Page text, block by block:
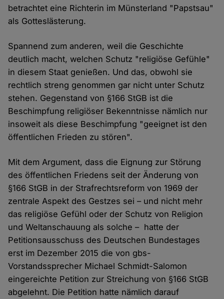
betrachtet eine Richterin im Münsterland "Papstsau"
als Gotteslästerung.
Spannend zum anderen, weil die Geschichte
deutlich macht, welchen Schutz "religiöse Gefühle"
in diesem Staat genießen. Und das, obwohl sie
rechtlich streng genommen gar nicht unter Schutz
stehen. Gegenstand von §166 StGB ist die
Beschimpfung religiöser Bekenntnisse nämlich nur
insoweit als diese Beschimpfung "geeignet ist den
öffentlichen Frieden zu stören".
Mit dem Argument, dass die Eignung zur Störung
des öffentlichen Friedens seit der Änderung von
§166 StGB in der Strafrechtsreform von 1969 der
zentrale Aspekt des Gestzes sei – und nicht mehr
das religiöse Gefühl oder der Schutz von Religion
und Weltanschauung als solche – hatte der
Petitionsausschuss des Deutschen Bundestages
erst im Dezember 2015 die von gbs-
Vorstandssprecher Michael Schmidt-Salomon
eingereichte Petition zur Streichung von §166 StGB
abgelehnt. Die Petition hatte nämlich darauf